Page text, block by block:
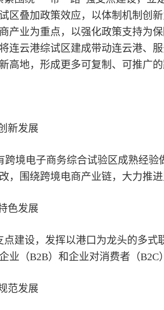
区叠加政策效应，以体制机制创
产业为重点，以强化政策支持为
连云港综试区建成带动连云港、
高地，形成更多可复制、可推广
新发展
跨境电子商务综合试验区成熟经
，围绕跨境电商产业链，大力推
色发展
点建设，发挥以港口为龙头的多
业（B2B）和企业对消费者（
范发展